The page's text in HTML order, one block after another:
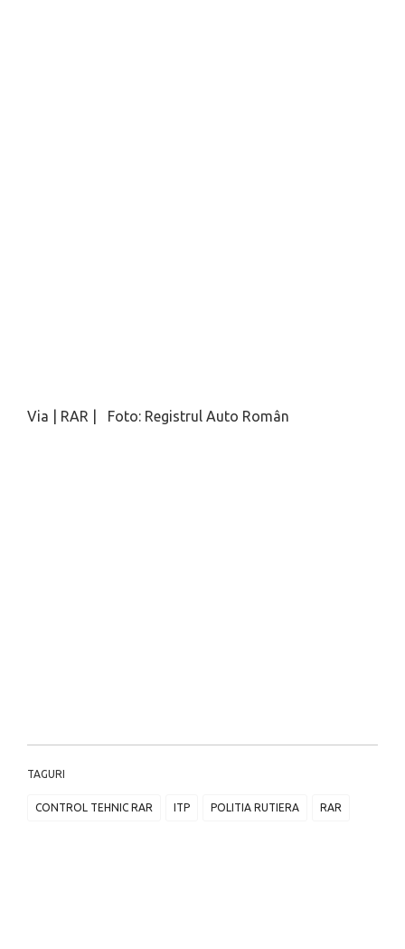
Via | RAR | Foto: Registrul Auto Român
TAGURI
CONTROL TEHNIC RAR ITP POLITIA RUTIERA RAR